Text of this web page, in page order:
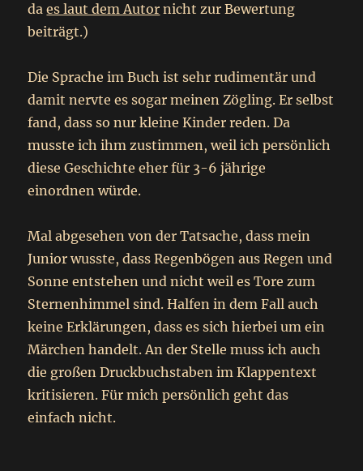
daes laut dem Autor nicht zur Bewertung
beiträgt.)
Die Sprache im Buch ist sehr rudimentär und
damit nervte es sogar meinen Zögling. Er selbst
fand, dass so nur kleine Kinder reden. Da
musste ich ihm zustimmen, weil ich persönlich
diese Geschichte eher für 3-6 jährige
einordnen würde.
Mal abgesehen von der Tatsache, dass mein
Junior wusste, dass Regenbögen aus Regen und
Sonne entstehen und nicht weil es Tore zum
Sternenhimmel sind. Halfen in dem Fall auch
keine Erklärungen, dass es sich hierbei um ein
Märchen handelt. An der Stelle muss ich auch
die großen Druckbuchstaben im Klappentext
kritisieren. Für mich persönlich geht das
einfach nicht.